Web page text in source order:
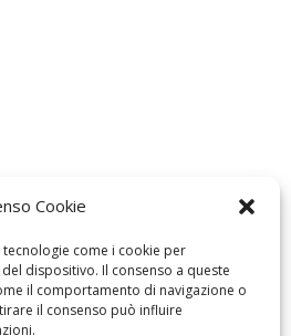
Cookie
come i cookie per
dispositivo. Il consenso a queste
il comportamento di navigazione o
il consenso può influire